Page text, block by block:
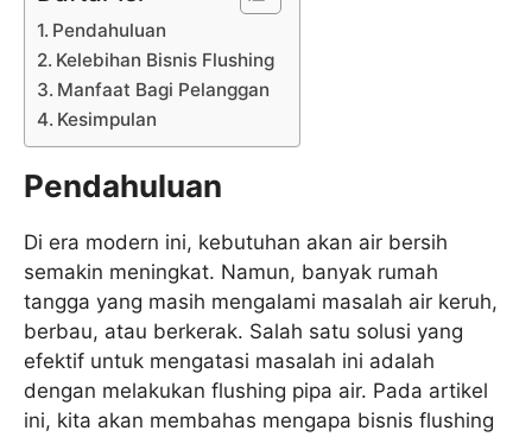
Pendahuluan
Kelebihan Bisnis Flushing
Manfaat Bagi Pelanggan
Kesimpulan
Pendahuluan
Di era modern ini, kebutuhan akan air bersih
semakin meningkat. Namun, banyak rumah
tangga yang masih mengalami masalah air keruh,
berbau, atau berkerak. Salah satu solusi yang
efektif untuk mengatasi masalah ini adalah
dengan melakukan flushing pipa air. Pada artikel
ini, kita akan membahas mengapa bisnis flushing